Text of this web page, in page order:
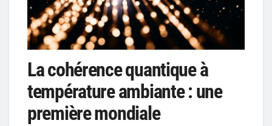
La cohérence quantique à
température ambiante : une
première mondiale